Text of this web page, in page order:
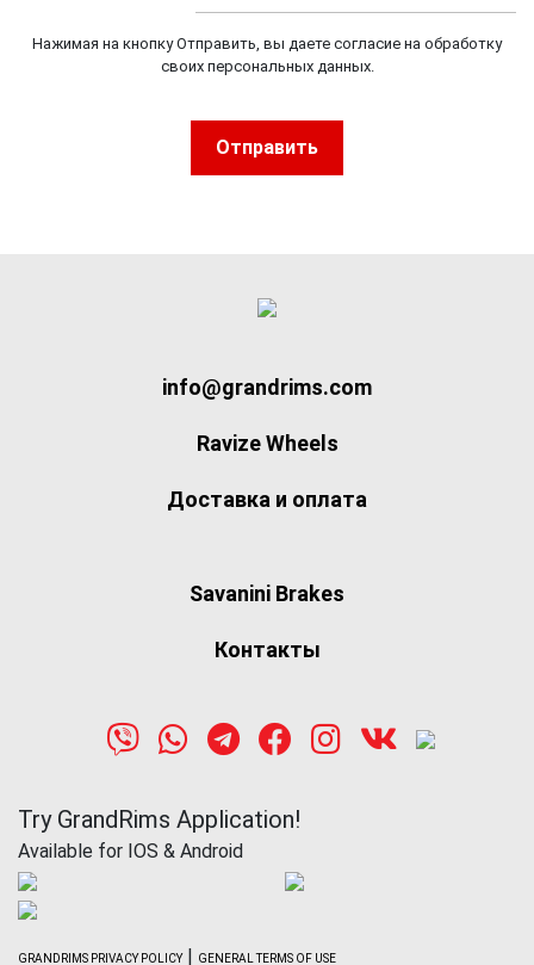
Нажимая на кнопку Отправить, вы даете согласие на обработку
своих персональных данных.
Отправить
info@grandrims.com
Ravize Wheels
Доставка и оплата
Savanini Brakes
Контакты
Try GrandRims Application!
Available for IOS & Android
GRANDRIMS PRIVACY POLICY| GENERAL TERMS OF USE